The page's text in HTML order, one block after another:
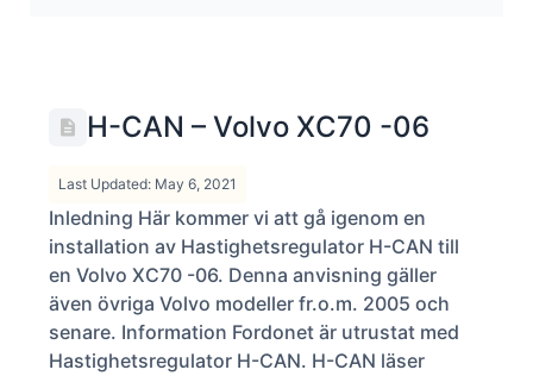
H-CAN – Volvo XC70 -06
Last Updated: May 6, 2021
Inledning Här kommer vi att gå igenom en
installation av Hastighetsregulator H-CAN till
en Volvo XC70 -06. Denna anvisning gäller
även övriga Volvo modeller fr.o.m. 2005 och
senare. Information Fordonet är utrustat med
Hastighetsregulator H-CAN. H-CAN läser